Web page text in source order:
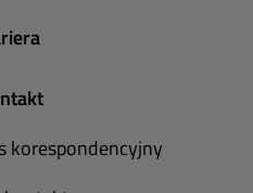
korespondencyjny